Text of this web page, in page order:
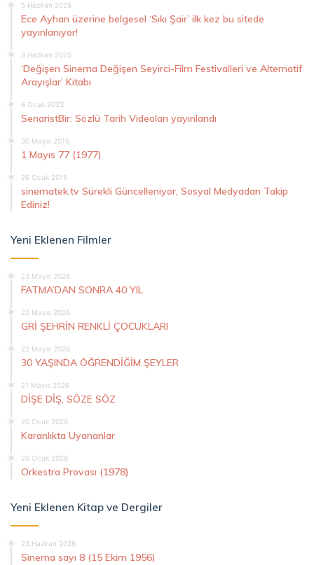
5 Haziran 2025
Ece Ayhan üzerine belgesel ‘Sıkı Şair’ ilk kez bu sitede
yayınlanıyor!
4 Haziran 2025
‘Değişen Sinema Değişen Seyirci-Film Festivalleri ve Alternatif
Arayışlar’ Kitabı
6 Ocak 2023
SenaristBir: Sözlü Tarih Videoları yayınlandı
30 Mayıs 2015
1 Mayıs 77 (1977)
26 Ocak 2015
sinematek.tv Sürekli Güncelleniyor, Sosyal Medyadan Takip
Ediniz!
Yeni Eklenen Filmler
23 Mayıs 2026
FATMA’DAN SONRA 40 YIL
22 Mayıs 2026
GRİ ŞEHRİN RENKLİ ÇOCUKLARI
22 Mayıs 2026
30 YAŞINDA ÖĞRENDİĞİM ŞEYLER
21 Mayıs 2026
DİŞE DİŞ, SÖZE SÖZ
20 Ocak 2026
Karanlıkta Uyananlar
20 Ocak 2026
Orkestra Provası (1978)
Yeni Eklenen Kitap ve Dergiler
23 Haziran 2026
Sinema sayı 8 (15 Ekim 1956)